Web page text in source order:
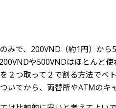
みで、200VND（約1円）か
や500VNDはほとんど使
２つ取って２で割る方法でベ
いてから、両替所やATMのキ